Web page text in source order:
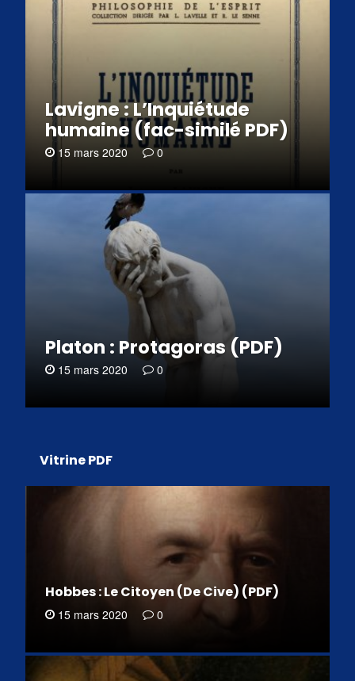
Lavigne : L’Inquiétude
humaine (fac-similé PDF)
15 mars 2020 0
Platon : Protagoras (PDF)
15 mars 2020 0
Vitrine PDF
Hobbes : Le Citoyen (De Cive) (PDF)
15 mars 2020 0